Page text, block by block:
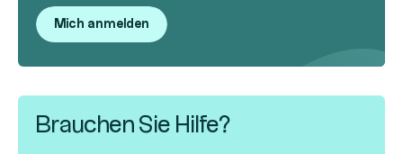
Mich anmelden
Brauchen Sie Hilfe?